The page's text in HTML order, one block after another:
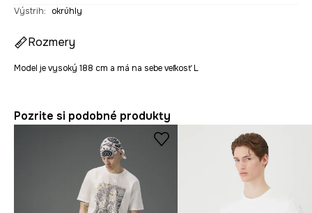
Výstrih: okrúhly
Rozmery
Model je vysoký 188 cm a má na sebe veľkosť L
Pozrite si podobné produkty